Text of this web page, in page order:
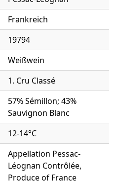
Frankreich
19794
Weißwein
1. Cru Classé
57% Sémillon; 43%
Sauvignon Blanc
12-14°C
Appellation Pessac-
Léognan Contrôlée,
Produce of France